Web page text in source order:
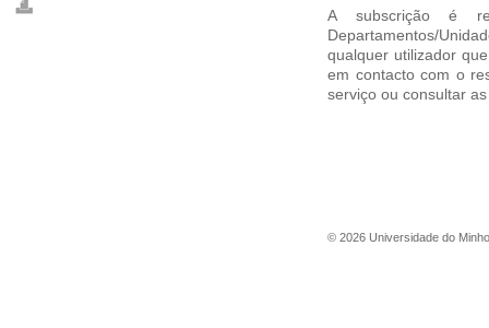
A subscrição é
Departamentos/
qualquer utilizador
em contacto com o
serviço ou consultar
© 2026 Universidade do